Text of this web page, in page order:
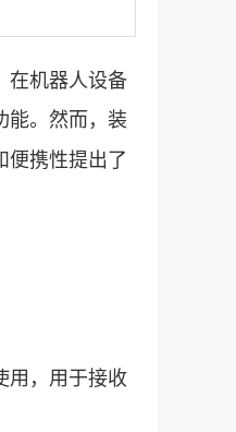
机器人设备
能。然而，装
便携性提出了
用，用于接收